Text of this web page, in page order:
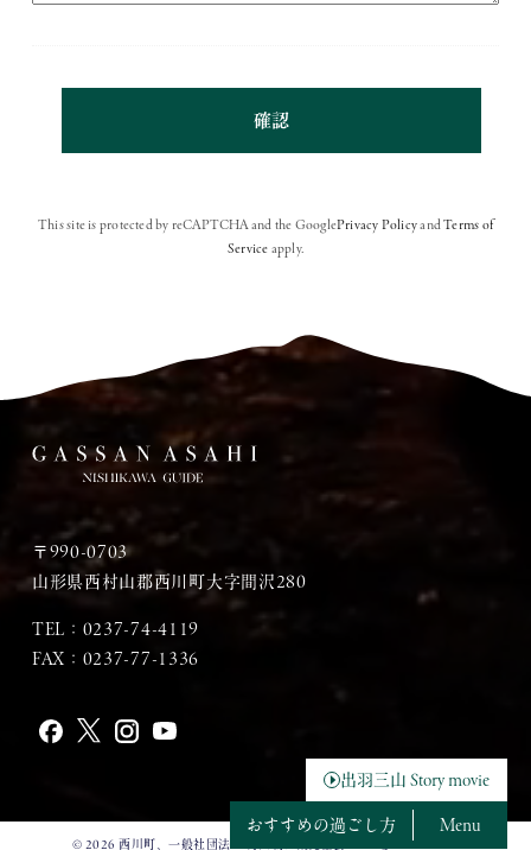
出羽三山 Story movie
おすすめの過ごし方 Menu
This site is protected by reCAPTCHA and the GooglePrivacy PolicyandTerms of
Service apply.
〒990-0703
山形県西村山郡西川町大字間沢280
TEL： 0237-74-4119
FAX：0237-77-1336
© 2026 西川町、一般社団法人 月山朝日観光協会 All Rights Reserved.